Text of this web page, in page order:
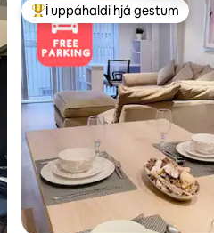
Í mestu uppáhaldi hjá gestum
Í uppáhaldi hjá gestum